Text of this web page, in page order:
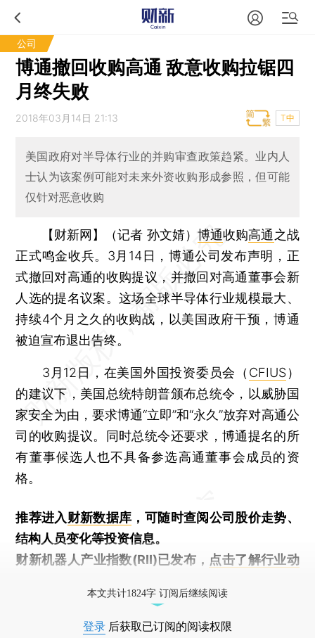
公司
博通撤回收购高通 敌意收购拉锯四
月终失败
2018年03月14日 21:13 T中
美国政府对半导体行业的并购审查政策趋紧。业内人
士认为该案例可能对未来外资收购形成参照，但可能
仅针对恶意收购
【财新网】（记者 孙文婧） 博通收购高通 之战
正式鸣金收兵。3月14日，博通公司发布声明，正
式撤回对高通的收购提议，并撤回对高通董事会新
人选的提名议案。这场全球半导体行业规模最大、
持续4个月之久的收购战，以美国政府干预，博通
被迫宣布退出告终。
3月12日，在美国外国投资委员会（ CFIUS）
的建议下，美国总统特朗普颁布总统令，以威胁国
家安全为由，要求博通“立即”和“永久”放弃对高通公
司的收购提议。同时总统令还要求，博通提名的所
有董事候选人也不具备参选高通董事会成员的资
格。
推荐进入财新数据库 ，可随时查阅公司股价走势、
结构人员变化等投资信息。
财新机器人产业指数(RII)已发布， 点击了解行业动
本文共计1824字 订阅后继续阅读
登录 后获取已订阅的阅读权限